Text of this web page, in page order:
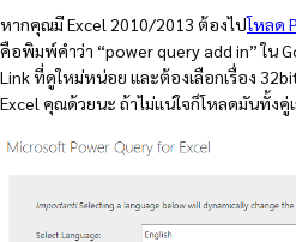
หากคุณมี Excel 2010/2013 ต้องไปโหลด
คือพิมพ์คำว่า “power query add in” ใน
Link ที่ดูใหม่หน่อย และต้องเลือกเรื่อง
Excel คุณด้วยนะ ถ้าไม่แน่ใจก็โหลดมันทั้ง